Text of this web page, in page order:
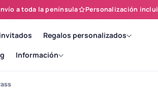
a toda la península Personalización
Regalos personalizados
Información